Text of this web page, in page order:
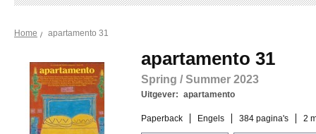
Home apartamento 31
apartamento 31
Spring / Summer 2023
Uitgever: apartamento
Paperback Engels 384 pagina's 2